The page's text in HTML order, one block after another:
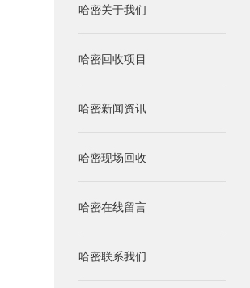
哈密关于我们
哈密回收项目
哈密新闻资讯
哈密现场回收
哈密在线留言
哈密联系我们